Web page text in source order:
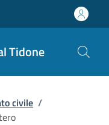
Tidone
civile /